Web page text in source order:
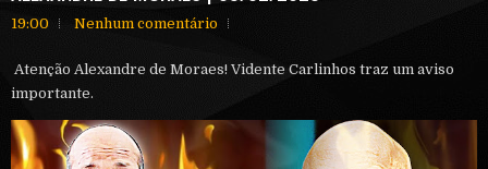
19:00 Nenhum comentário
Atenção Alexandre de Moraes! Vidente Carlinhos traz um aviso
importante.